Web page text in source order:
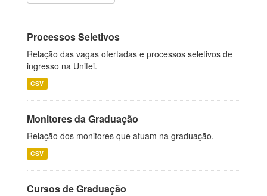
Processos Seletivos
Relação das vagas ofertadas e processos seletivos de
ingresso na Unifei.
CSV
Monitores da Graduação
Relação dos monitores que atuam na graduação.
CSV
Cursos de Graduação